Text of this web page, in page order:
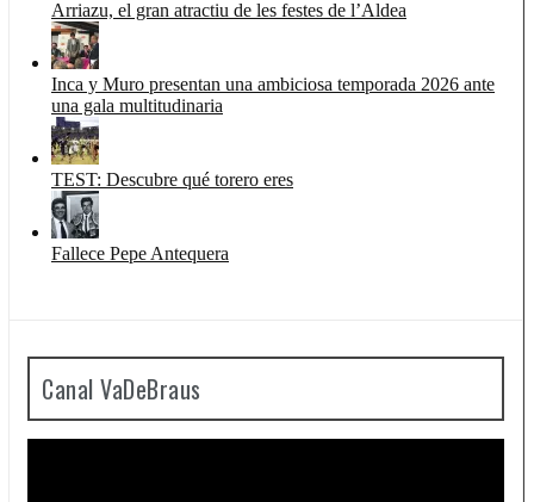
Arriazu, el gran atractiu de les festes de l’Aldea
Inca y Muro presentan una ambiciosa temporada 2026 ante
una gala multitudinaria
TEST: Descubre qué torero eres
Fallece Pepe Antequera
Canal VaDeBraus